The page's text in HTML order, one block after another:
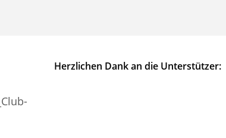
Herzlichen Dank an die Unterstützer: